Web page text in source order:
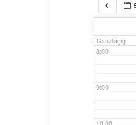
Ganztägig
7:00
8:00
9:00